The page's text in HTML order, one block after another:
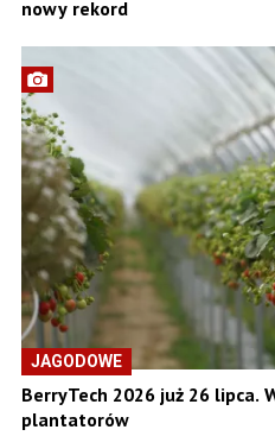
nowy rekord
JAGODOWE
BerryTech 2026 już 26 lipca.
plantatorów